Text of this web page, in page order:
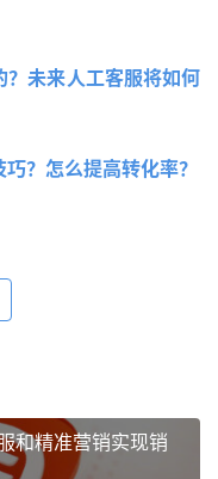
？未来人工客服将如何
？怎么提高转化率？
和精准营销实现销